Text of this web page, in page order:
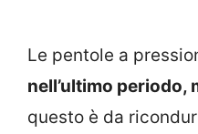
Le pentole a
nell’ultimo periodo,
questo è da